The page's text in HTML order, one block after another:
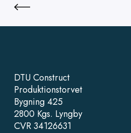
DTU Construct
Produktionstorvet
Bygning 425
2800 Kgs. Lyngby
CVR 34126631